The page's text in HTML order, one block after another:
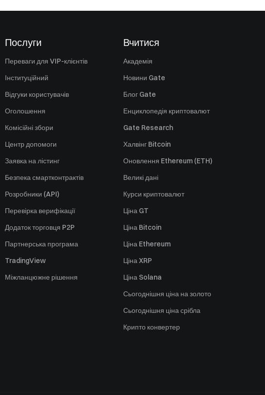
Послуги
Переваги для VIP-клієнтів
Інституційний
Відгуки користувачів
Оголошення
Комісійні збори
Центр допомоги
Заявка на лістинг
Безпека смартконтрактів
Розробники (API)
Перевірка верифікації
Додаток торговця P2P
Партнерська програма
TradingView
Міжланцюжне рішення
Вчитися
Академія
Новини Gate
Блог Gate
Енциклопедія криптовалют
Gate Research
Халвінг Bitcoin
Оновлення Ethereum (ETH)
Великі дані
Курси криптовалют
Ціна GT
Ціна Bitcoin
Ціна Ethereum
Ціна XRP
Ціна Solana
Сьогоднішня ціна на золото
Сьогоднішня ціна срібла
Крипто конвертер